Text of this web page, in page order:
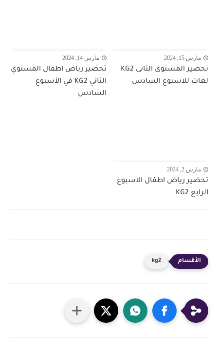
مارس 15, 2024
تحضير المستوى الثانى KG2
لغات للاسبوع السادس
مارس 14, 2024
تحضير رياض اطفال المستوي
الثاني KG2 في الأسبوع
السادس
مارس 2, 2024
تحضير رياض اطفال الاسبوع
الرابع KG2
kg2